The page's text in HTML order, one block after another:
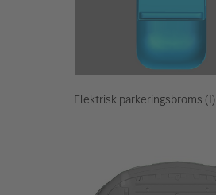
Elektrisk parkeringsbroms (1)